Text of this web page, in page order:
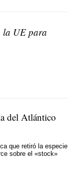
la UE para
del Atlántico
que retiró la especie
sobre el «stock»